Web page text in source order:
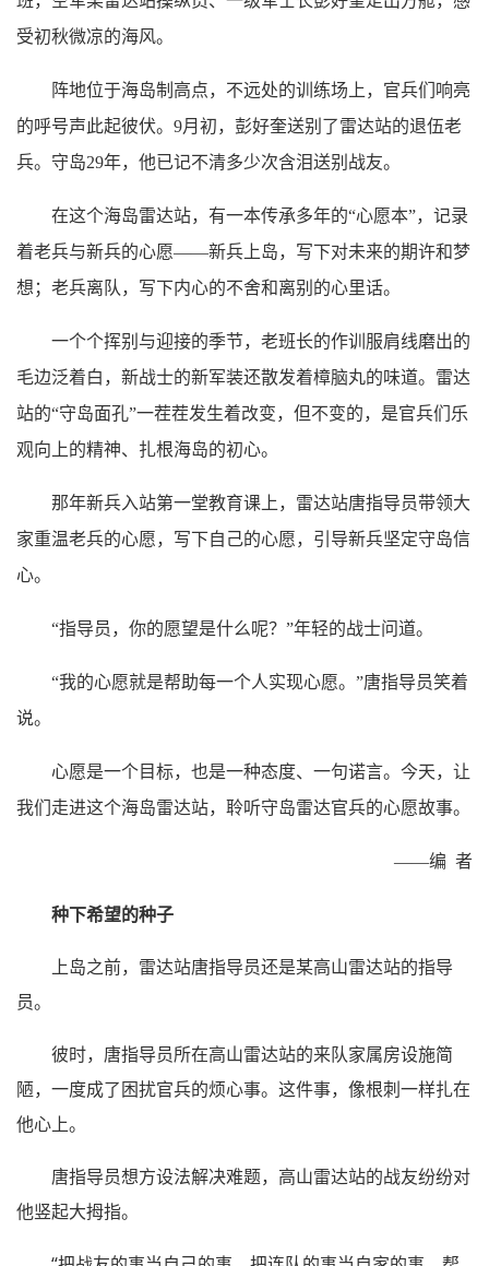
受初秋微凉的海风。
阵地位于海岛制高点，不远处的训练场上，官兵们响亮
的呼号声此起彼伏。9月初，彭好奎送别了雷达站的退伍老
兵。守岛29年，他已记不清多少次含泪送别战友。
在这个海岛雷达站，有一本传承多年的“心愿本”，记录
着老兵与新兵的心愿——新兵上岛，写下对未来的期许和梦
想；老兵离队，写下内心的不舍和离别的心里话。
一个个挥别与迎接的季节，老班长的作训服肩线磨出的
毛边泛着白，新战士的新军装还散发着樟脑丸的味道。雷达
站的“守岛面孔”一茬茬发生着改变，但不变的，是官兵们乐
观向上的精神、扎根海岛的初心。
那年新兵入站第一堂教育课上，雷达站唐指导员带领大
家重温老兵的心愿，写下自己的心愿，引导新兵坚定守岛信
心。
“指导员，你的愿望是什么呢？”年轻的战士问道。
“我的心愿就是帮助每一个人实现心愿。”唐指导员笑着
说。
心愿是一个目标，也是一种态度、一句诺言。今天，让
我们走进这个海岛雷达站，聆听守岛雷达官兵的心愿故事。
——编 者
种下希望的种子
上岛之前，雷达站唐指导员还是某高山雷达站的指导
员。
彼时，唐指导员所在高山雷达站的来队家属房设施简
陋，一度成了困扰官兵的烦心事。这件事，像根刺一样扎在
他心上。
唐指导员想方设法解决难题，高山雷达站的战友纷纷对
他竖起大拇指。